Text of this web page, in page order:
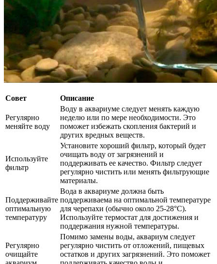
Совет Описание
Регулярно
меняйте воду
Воду в аквариуме следует менять каждую
неделю или по мере необходимости. Это
поможет избежать скопления бактерий и
других вредных веществ.
Используйте
фильтр
Установите хороший фильтр, который будет
очищать воду от загрязнений и
поддерживать ее качество. Фильтр следует
регулярно чистить или менять фильтрующие
материалы.
Поддерживайте
оптимальную
температуру
Вода в аквариуме должна быть
поддерживаема на оптимальной температуре
для черепахи (обычно около 25-28°C).
Используйте термостат для достижения и
поддержания нужной температуры.
Регулярно
очищайте
Помимо замены воды, аквариум следует
регулярно чистить от отложений, пищевых
остатков и других загрязнений. Это поможет